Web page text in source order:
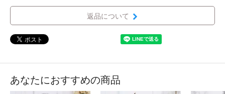
返品について
あなたにおすすめの商品